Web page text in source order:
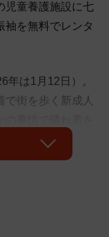
児童養護施設に七
袖を無料でレンタ
年は1月12日）。
で街を歩く新成人
服店のアイデア
。